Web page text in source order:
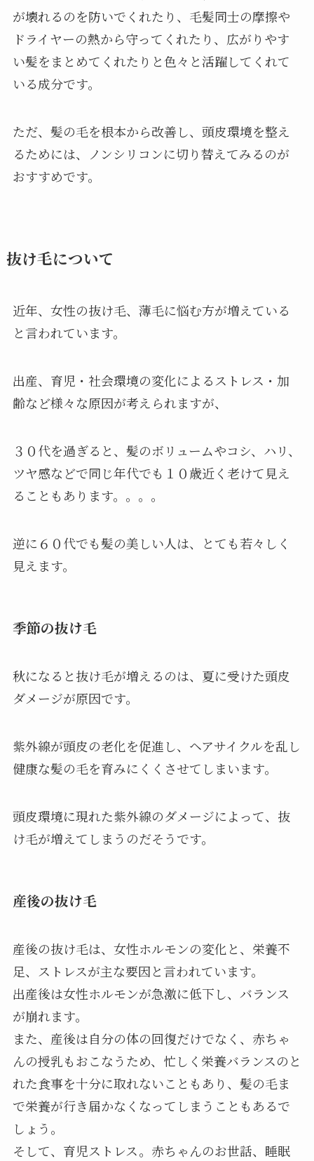
が壊れるのを防いでくれたり、毛髪同士の摩擦や
ドライヤーの熱から守ってくれたり、広がりやす
い髪をまとめてくれたりと色々と活躍してくれて
いる成分です。
ただ、髪の毛を根本から改善し、頭皮環境を整え
るためには、ノンシリコンに切り替えてみるのが
おすすめです。
抜け毛について
近年、女性の抜け毛、薄毛に悩む方が増えている
と言われています。
出産、育児・社会環境の変化によるストレス・加
齢など様々な原因が考えられますが、
３０代を過ぎると、髪のボリュームやコシ、ハリ、
ツヤ感などで同じ年代でも１０歳近く老けて見え
ることもあります。。。。
逆に６０代でも髪の美しい人は、とても若々しく
見えます。
季節の抜け毛
秋になると抜け毛が増えるのは、夏に受けた頭皮
ダメージが原因です。
紫外線が頭皮の老化を促進し、ヘアサイクルを乱し
健康な髪の毛を育みにくくさせてしまいます。
頭皮環境に現れた紫外線のダメージによって、抜
け毛が増えてしまうのだそうです。
産後の抜け毛
産後の抜け毛は、女性ホルモンの変化と、栄養不
足、ストレスが主な要因と言われています。
出産後は女性ホルモンが急激に低下し、バランス
が崩れます。
また、産後は自分の体の回復だけでなく、赤ちゃ
んの授乳もおこなうため、忙しく栄養バランスのと
れた食事を十分に取れないこともあり、髪の毛ま
で栄養が行き届かなくなってしまうこともあるで
しょう。
そして、育児ストレス。赤ちゃんのお世話、睡眠